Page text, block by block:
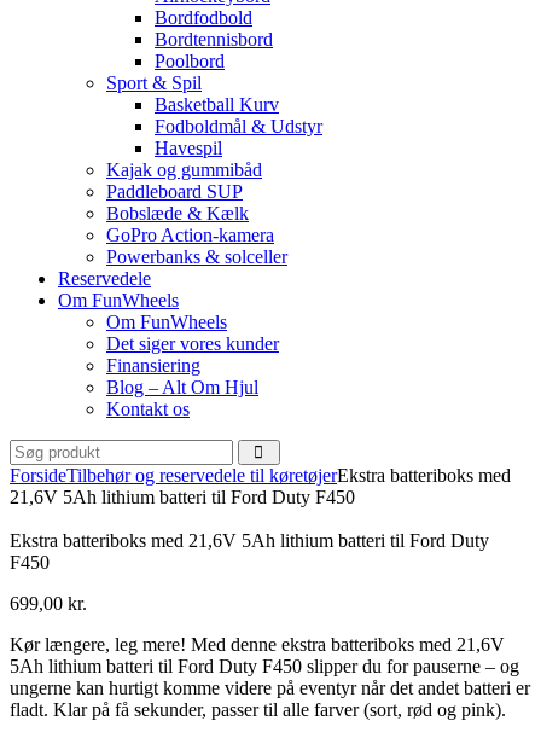
Bordfodbold
Bordtennisbord
Poolbord
Sport & Spil
Basketball Kurv
Fodboldmål & Udstyr
Havespil
Kajak og gummibåd
Paddleboard SUP
Bobslæde & Kælk
GoPro Action-kamera
Powerbanks & solceller
Reservedele
Om FunWheels
Om FunWheels
Det siger vores kunder
Finansiering
Blog – Alt Om Hjul
Kontakt os
ForsideTilbehør og reservedele til køretøjerEkstra batteriboks med
21,6V 5Ah lithium batteri til Ford Duty F450
Ekstra batteriboks med 21,6V 5Ah lithium batteri til Ford Duty
F450
699,00 kr.
Kør længere, leg mere! Med denne ekstra batteriboks med 21,6V
5Ah lithium batteri til Ford Duty F450 slipper du for pauserne – og
ungerne kan hurtigt komme videre på eventyr når det andet batteri er
fladt. Klar på få sekunder, passer til alle farver (sort, rød og pink).